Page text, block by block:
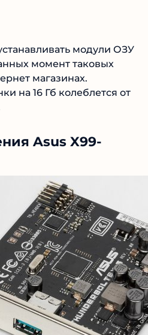
модули ОЗУ
момент таковых
магазинах.
на 16 Гб колеблется от
Asus X99-